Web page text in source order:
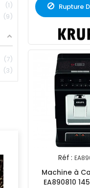
1
9
7
3
Rupture
Réf :
Machine à
EA890810